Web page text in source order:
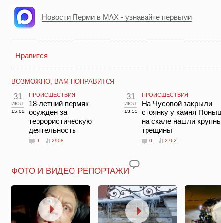
Новости Перми в MAX - узнавайте первыми
Нравится
ВОЗМОЖНО, ВАМ ПОНРАВИТСЯ
31
июл
15:02
ПРОИСШЕСТВИЯ
18-летний пермяк
осужден за
террористическую
деятельность
0 2908
31
июл
13:53
ПРОИСШЕСТВИЯ
На Чусовой закрыли
стоянку у камня
на скале нашли
трещины
0 2762
ФОТО И ВИДЕО РЕПОРТАЖИ